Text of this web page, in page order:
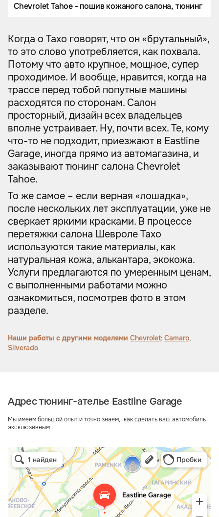
Chevrolet Tahoe - пошив кожаного салона, тюнинг
Когда о Тахо говорят, что он «брутальный»,
то это слово употребляется, как похвала.
Потому что авто крупное, мощное, супер
проходимое. И вообще, нравится, когда на
трассе перед тобой попутные машины
расходятся по сторонам. Салон
просторный, дизайн всех владельцев
вполне устраивает. Ну, почти всех. Те, кому
что-то не подходит, приезжают в Eastline
Garage, иногда прямо из автомагазина, и
заказывают тюнинг салона Chevrolet
Tahoe.
То же самое – если верная «лошадка»,
после нескольких лет эксплуатации, уже не
сверкает яркими красками. В процессе
перетяжки салона Шевроле Тахо
используются такие материалы, как
натуральная кожа, алькантара, экокожа.
Услуги предлагаются по умеренным ценам,
с выполненными работами можно
ознакомиться, посмотрев фото в этом
разделе.
Наши работы с другими моделями Chevrolet: Camaro,
Silverado
Адрес тюнинг-ателье Eastline Garage
Мы имеем большой опыт и точно знаем, как сделать ваш автомобиль
эксклюзивным